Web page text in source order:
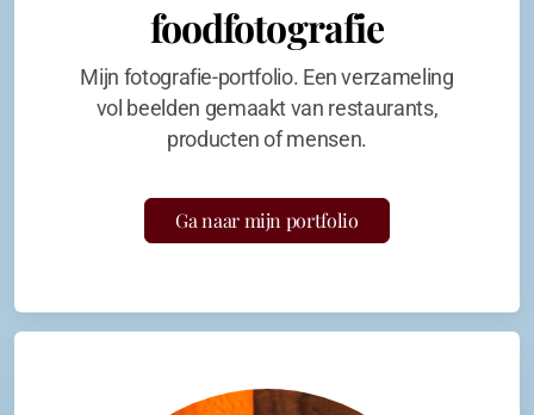
foodfotografie
Mijn fotografie-portfolio. Een verzameling
vol beelden gemaakt van restaurants,
producten of mensen.
Ga naar mijn portfolio